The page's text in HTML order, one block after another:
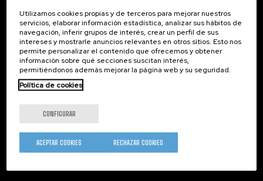
Nanomagnetismo
Nanoóptica
Autoensamblado
Nanobiosistemas
Nanodispositivos
Microscopía Electrónica
Nanomateriales
Microscopía de Detección Cuántica
Nanoingeniería
Hardware Cuántico
Utilizamos cookies propias y de terceros para mejorar nuestros
servicios, elaborar información estadística, analizar sus hábitos de
navegación, inferir grupos de interés, crear un perfil de sus
intereses y mostrarle anuncios relevantes en otros sitios. Esto nos
permite personalizar el contenido que ofrecemos y obtener
información sobre qué secciones suscitan interés,
permitiéndonos además mejorar la página web y su seguridad.
Política de cookies
CONFIGURAR
RECHAZAR COOKIES
ACEPTAR COOKIES